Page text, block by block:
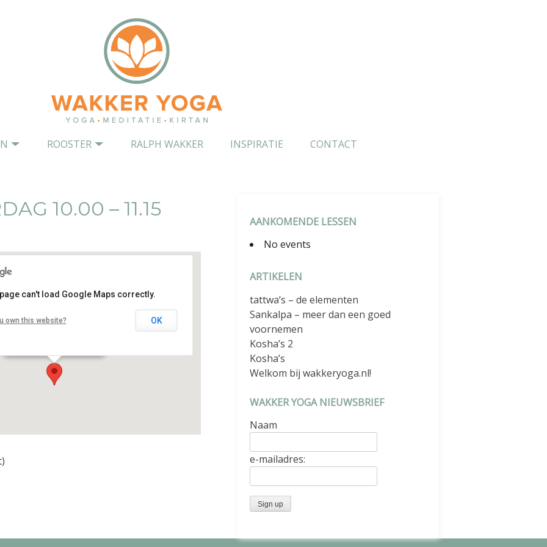
ROOSTER RALPH WAKKER INSPIRATIE CONTACT
10.00 – 11.15
can't load Google Maps correctly.
own this website? OK
AANKOMENDE LESSEN
No events
ARTIKELEN
tattwa’s – de elementen
Sankalpa – meer dan een goed
voornemen
Kosha’s 2
Kosha’s
Welkom bij wakkeryoga.nl!
WAKKER YOGA NIEUWSBRIEF
Naam
e-mailadres: